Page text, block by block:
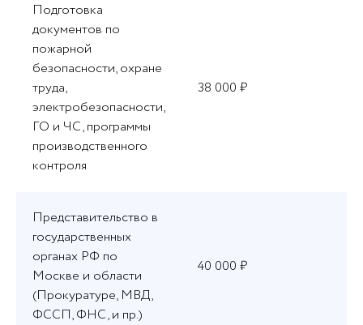
Подготовка
документов по
пожарной
безопасности, охране
труда,
электробезопасности,
ГО и ЧС, программы
производственного
контроля
38 000 ₽
Представительство в
государственных
органах РФ по
Москве и области
(Прокуратуре, МВД,
ФССП, ФНС, и пр.)
40 000 ₽